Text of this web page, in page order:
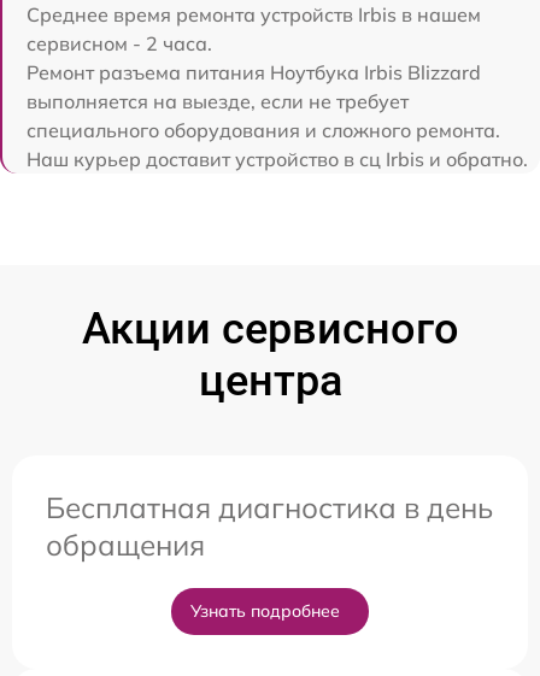
Среднее время ремонта устройств Irbis в нашем
сервисном - 2 часа.
Ремонт разъема питания Ноутбука Irbis Blizzard
выполняется на выезде, если не требует
специального оборудования и сложного ремонта.
Наш курьер доставит устройство в сц Irbis и обратно.
Акции сервисного
центра
Бесплатная диагностика в день
обращения
Узнать подробнее